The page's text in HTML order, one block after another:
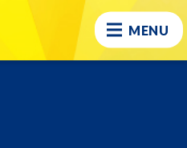
MENU